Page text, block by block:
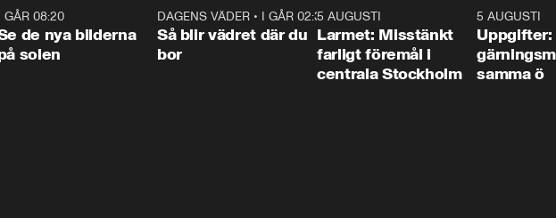
GÅR 08:20
de nya bilderna
solen
1:06
DAGENS VÄDER• I GÅR 02:30
Så blir vädret där du
bor
0:35
5 AUGUSTI
Larmet: Misstänkt
farligt föremål i
centrala Stockholm
5 AUGUSTI
Uppgifter:
samma ö